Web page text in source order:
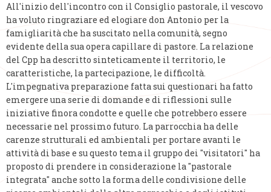
All'inizio dell'incontro con il Consiglio pastorale, il vescovo
ha voluto ringraziare ed elogiare don Antonio per la
famigliarità che ha suscitato nella comunità, segno
evidente della sua opera capillare di pastore. La relazione
del Cpp ha descritto sinteticamente il territorio, le
caratteristiche, la partecipazione, le difficoltà.
L'impegnativa preparazione fatta sui questionari ha fatto
emergere una serie di domande e di riflessioni sulle
iniziative finora condotte e quelle che potrebbero essere
necessarie nel prossimo futuro. La parrocchia ha delle
carenze strutturali ed ambientali per portare avanti le
attività di base e su questo tema il gruppo dei "visitatori" ha
proposto di prendere in considerazione la "pastorale
integrata" anche sotto la forma delle condivisione delle